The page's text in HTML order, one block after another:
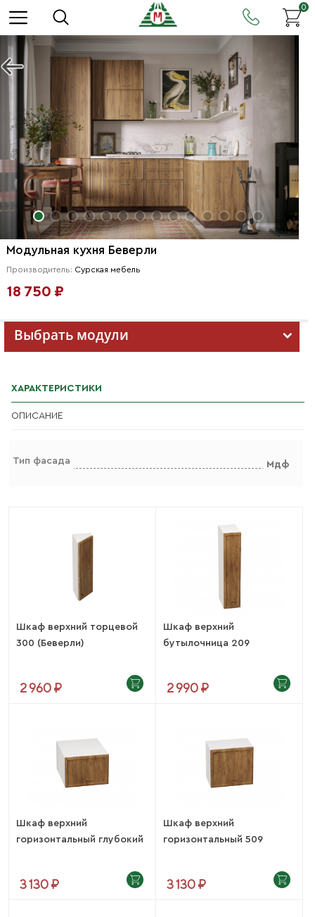
0
Модульная кухня Беверли
Производитель: Сурская мебель
18 750 ₽
Выбрать модули
ХАРАКТЕРИСТИКИ
ОПИСАНИЕ
Тип фасада Мдф
Шкаф верхний торцевой
300 (Беверли)
2 960 ₽
Шкаф верхний
бутылочница 209
2 990 ₽
Шкаф верхний
горизонтальный глубокий
3 130 ₽
Шкаф верхний
горизонтальный 509
3 130 ₽